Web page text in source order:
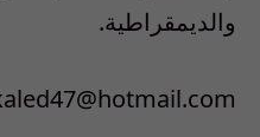
والديمقراطية.